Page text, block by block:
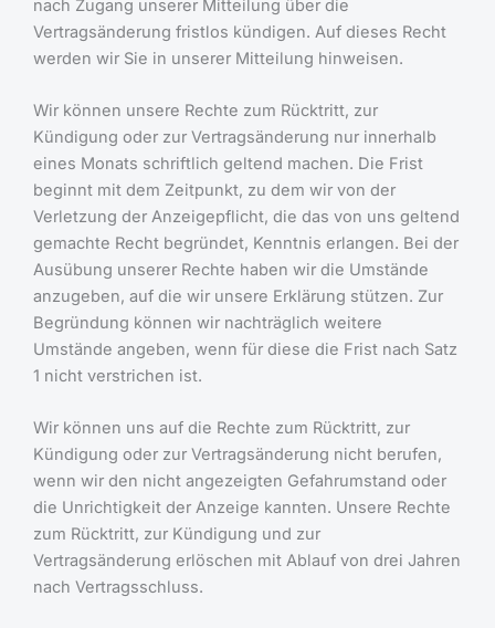
nach Zugang unserer Mitteilung über die
Vertragsänderung fristlos kündigen. Auf dieses Recht
werden wir Sie in unserer Mitteilung hinweisen.
Wir können unsere Rechte zum Rücktritt, zur
Kündigung oder zur Vertragsänderung nur innerhalb
eines Monats schriftlich geltend machen. Die Frist
beginnt mit dem Zeitpunkt, zu dem wir von der
Verletzung der Anzeigepflicht, die das von uns geltend
gemachte Recht begründet, Kenntnis erlangen. Bei der
Ausübung unserer Rechte haben wir die Umstände
anzugeben, auf die wir unsere Erklärung stützen. Zur
Begründung können wir nachträglich weitere
Umstände angeben, wenn für diese die Frist nach Satz
1 nicht verstrichen ist.
Wir können uns auf die Rechte zum Rücktritt, zur
Kündigung oder zur Vertragsänderung nicht berufen,
wenn wir den nicht angezeigten Gefahrumstand oder
die Unrichtigkeit der Anzeige kannten. Unsere Rechte
zum Rücktritt, zur Kündigung und zur
Vertragsänderung erlöschen mit Ablauf von drei Jahren
nach Vertragsschluss.